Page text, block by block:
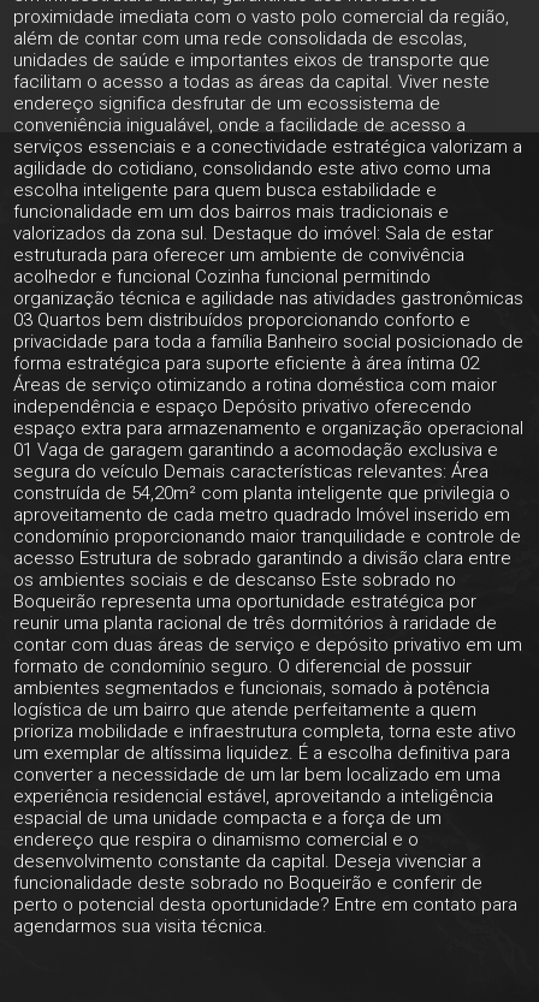
proximidade imediata com o vasto polo comercial da região,
além de contar com uma rede consolidada de escolas,
unidades de saúde e importantes eixos de transporte que
facilitam o acesso a todas as áreas da capital. Viver neste
endereço significa desfrutar de um ecossistema de
conveniência inigualável, onde a facilidade de acesso a
serviços essenciais e a conectividade estratégica valorizam a
agilidade do cotidiano, consolidando este ativo como uma
escolha inteligente para quem busca estabilidade e
funcionalidade em um dos bairros mais tradicionais e
valorizados da zona sul. Destaque do imóvel: Sala de estar
estruturada para oferecer um ambiente de convivência
acolhedor e funcional Cozinha funcional permitindo
organização técnica e agilidade nas atividades gastronômicas
03 Quartos bem distribuídos proporcionando conforto e
privacidade para toda a família Banheiro social posicionado de
forma estratégica para suporte eficiente à área íntima 02
Áreas de serviço otimizando a rotina doméstica com maior
independência e espaço Depósito privativo oferecendo
espaço extra para armazenamento e organização operacional
01 Vaga de garagem garantindo a acomodação exclusiva e
segura do veículo Demais características relevantes: Área
construída de 54,20m² com planta inteligente que privilegia o
aproveitamento de cada metro quadrado Imóvel inserido em
condomínio proporcionando maior tranquilidade e controle de
acesso Estrutura de sobrado garantindo a divisão clara entre
os ambientes sociais e de descanso Este sobrado no
Boqueirão representa uma oportunidade estratégica por
reunir uma planta racional de três dormitórios à raridade de
contar com duas áreas de serviço e depósito privativo em um
formato de condomínio seguro. O diferencial de possuir
ambientes segmentados e funcionais, somado à potência
logística de um bairro que atende perfeitamente a quem
prioriza mobilidade e infraestrutura completa, torna este ativo
um exemplar de altíssima liquidez. É a escolha definitiva para
converter a necessidade de um lar bem localizado em uma
experiência residencial estável, aproveitando a inteligência
espacial de uma unidade compacta e a força de um
endereço que respira o dinamismo comercial e o
desenvolvimento constante da capital. Deseja vivenciar a
funcionalidade deste sobrado no Boqueirão e conferir de
perto o potencial desta oportunidade? Entre em contato para
agendarmos sua visita técnica.